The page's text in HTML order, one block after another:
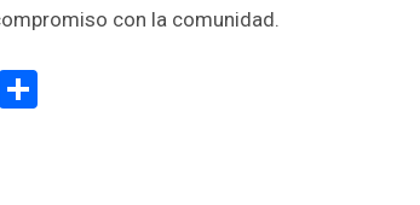
con la comunidad.
WhatsApp